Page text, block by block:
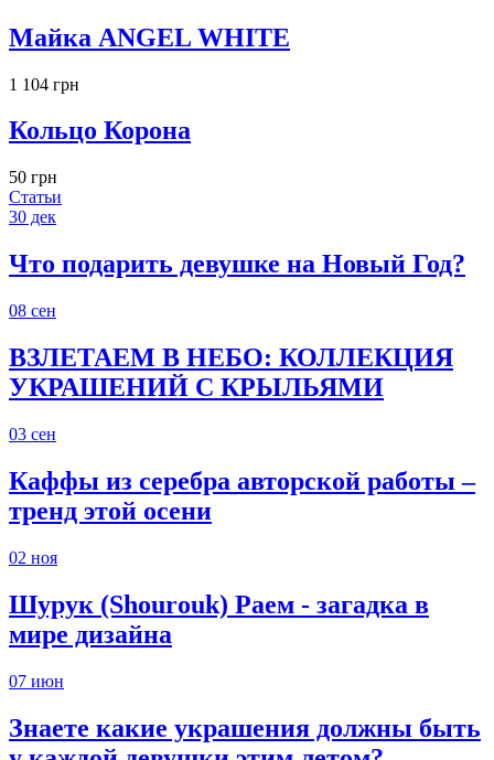
Майка ANGEL WHITE
1 104 грн
Кольцо Корона
50 грн
Статьи
30 дек
Что подарить девушке на Новый Год?
08 сен
ВЗЛЕТАЕМ В НЕБО: КОЛЛЕКЦИЯ
УКРАШЕНИЙ С КРЫЛЬЯМИ
03 сен
Каффы из серебра авторской работы –
тренд этой осени
02 ноя
Шурук (Shourouk) Раем - загадка в
мире дизайна
07 июн
Знаете какие украшения должны быть